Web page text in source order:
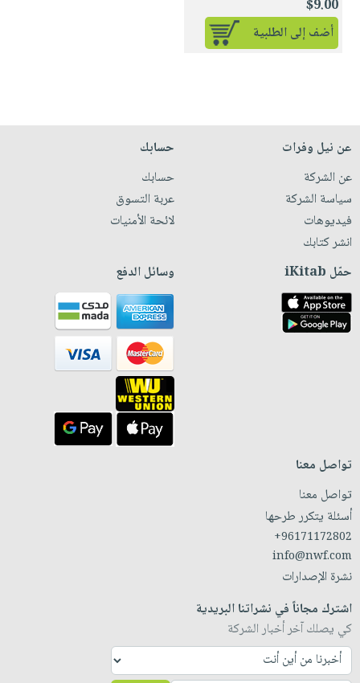
$9.00
أضف إلى الطلبية
عن نيل وفرات
عن الشركة
سياسة الشركة
فيديوهات
انشر كتابك
حسابك
حسابك
عربة التسوق
لائحة الأمنيات
حمّل iKitab وسائل الدفع
تواصل معنا
تواصل معنا
أسئلة يتكرر طرحها
+96171172802
info@nwf.com
نشرة الإصدارات
اشترك مجاناً في نشراتنا البريدية
كي يصلك آخر أخبار الشركة